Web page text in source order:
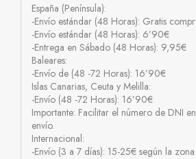
España (Península):
-Envío estándar (48 Horas): Gratis
-Envío estándar (48 Horas): 6’90€
-Entrega en Sábado (48 Horas): 9,95€
Baleares:
-Envío de (48 -72 Horas): 16’90€
Islas Canarias, Ceuta y Melilla:
-Envío (48 -72 Horas): 16’90€
Importante: Facilitar el número de DNI
envío.
Internacional:
-Envío (3 a 7 días): 15-25€ según la